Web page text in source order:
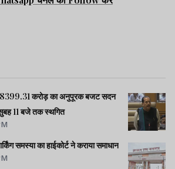
11 बजे तक स्थगित
समस्या का हाईकोर्ट ने कराया समाधान